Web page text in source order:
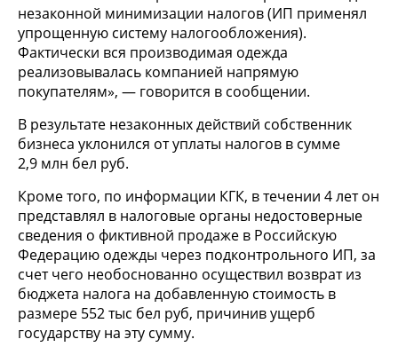
незаконной минимизации налогов (ИП применял
упрощенную систему налогообложения).
Фактически вся производимая одежда
реализовывалась компанией напрямую
покупателям», — говорится в сообщении.
В результате незаконных действий собственник
бизнеса уклонился от уплаты налогов в сумме
2,9 млн бел руб.
Кроме того, по информации КГК, в течении 4 лет он
представлял в налоговые органы недостоверные
сведения о фиктивной продаже в Российскую
Федерацию одежды через подконтрольного ИП, за
счет чего необоснованно осуществил возврат из
бюджета налога на добавленную стоимость в
размере 552 тыс бел руб, причинив ущерб
государству на эту сумму.